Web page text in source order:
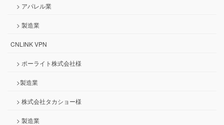
> アパレル業
> 製造業
CNLINK VPN
> ポーライト株式会社様
>製造業
> 株式会社タカショー様
> 製造業